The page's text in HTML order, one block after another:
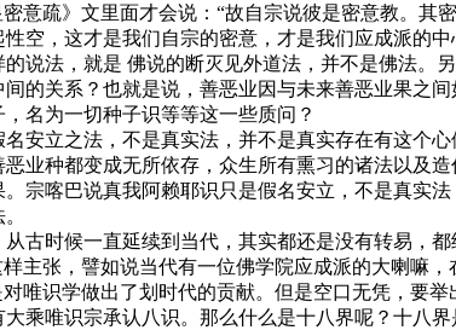
意疏》文里面才会说：“故自宗说彼是密意教。
空，这才是我们自宗的密意，才是我们应成派
说法，就是 佛说的断灭见外道法，并不是佛法。
的关系？也就是说，善恶业因与未来善恶业果之
名为一切种子识等等这一些质问？
立之法，不是真实法，并不是真实存在有这个
业种都变成无所依存，众生所有熏习的诸法以及
宗喀巴说真我阿赖耶识只是假名安立，不是真实
时候一直延续到当代，其实都还是没有转易，
主张，譬如说当代有一位佛学院应成派的大喇嘛
识学做出了划时代的贡献。但是空口无凭，要
乘唯识宗承认八识。那么什么是十八界呢？十